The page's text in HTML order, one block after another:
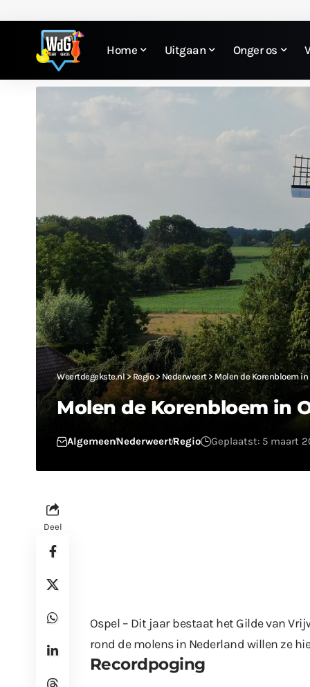
Home Uitgaan Onger os
Weertdegekste.nl>Regio> Nederweert>Molen de Korenbloem
Molen de Korenbloem in
AlgemeenNederweertRegio Geplaatst: 5 maart
Deel
Ospel – Dit jaar bestaat het Gilde van
rond de molens in Nederland willen ze
Recordpoging